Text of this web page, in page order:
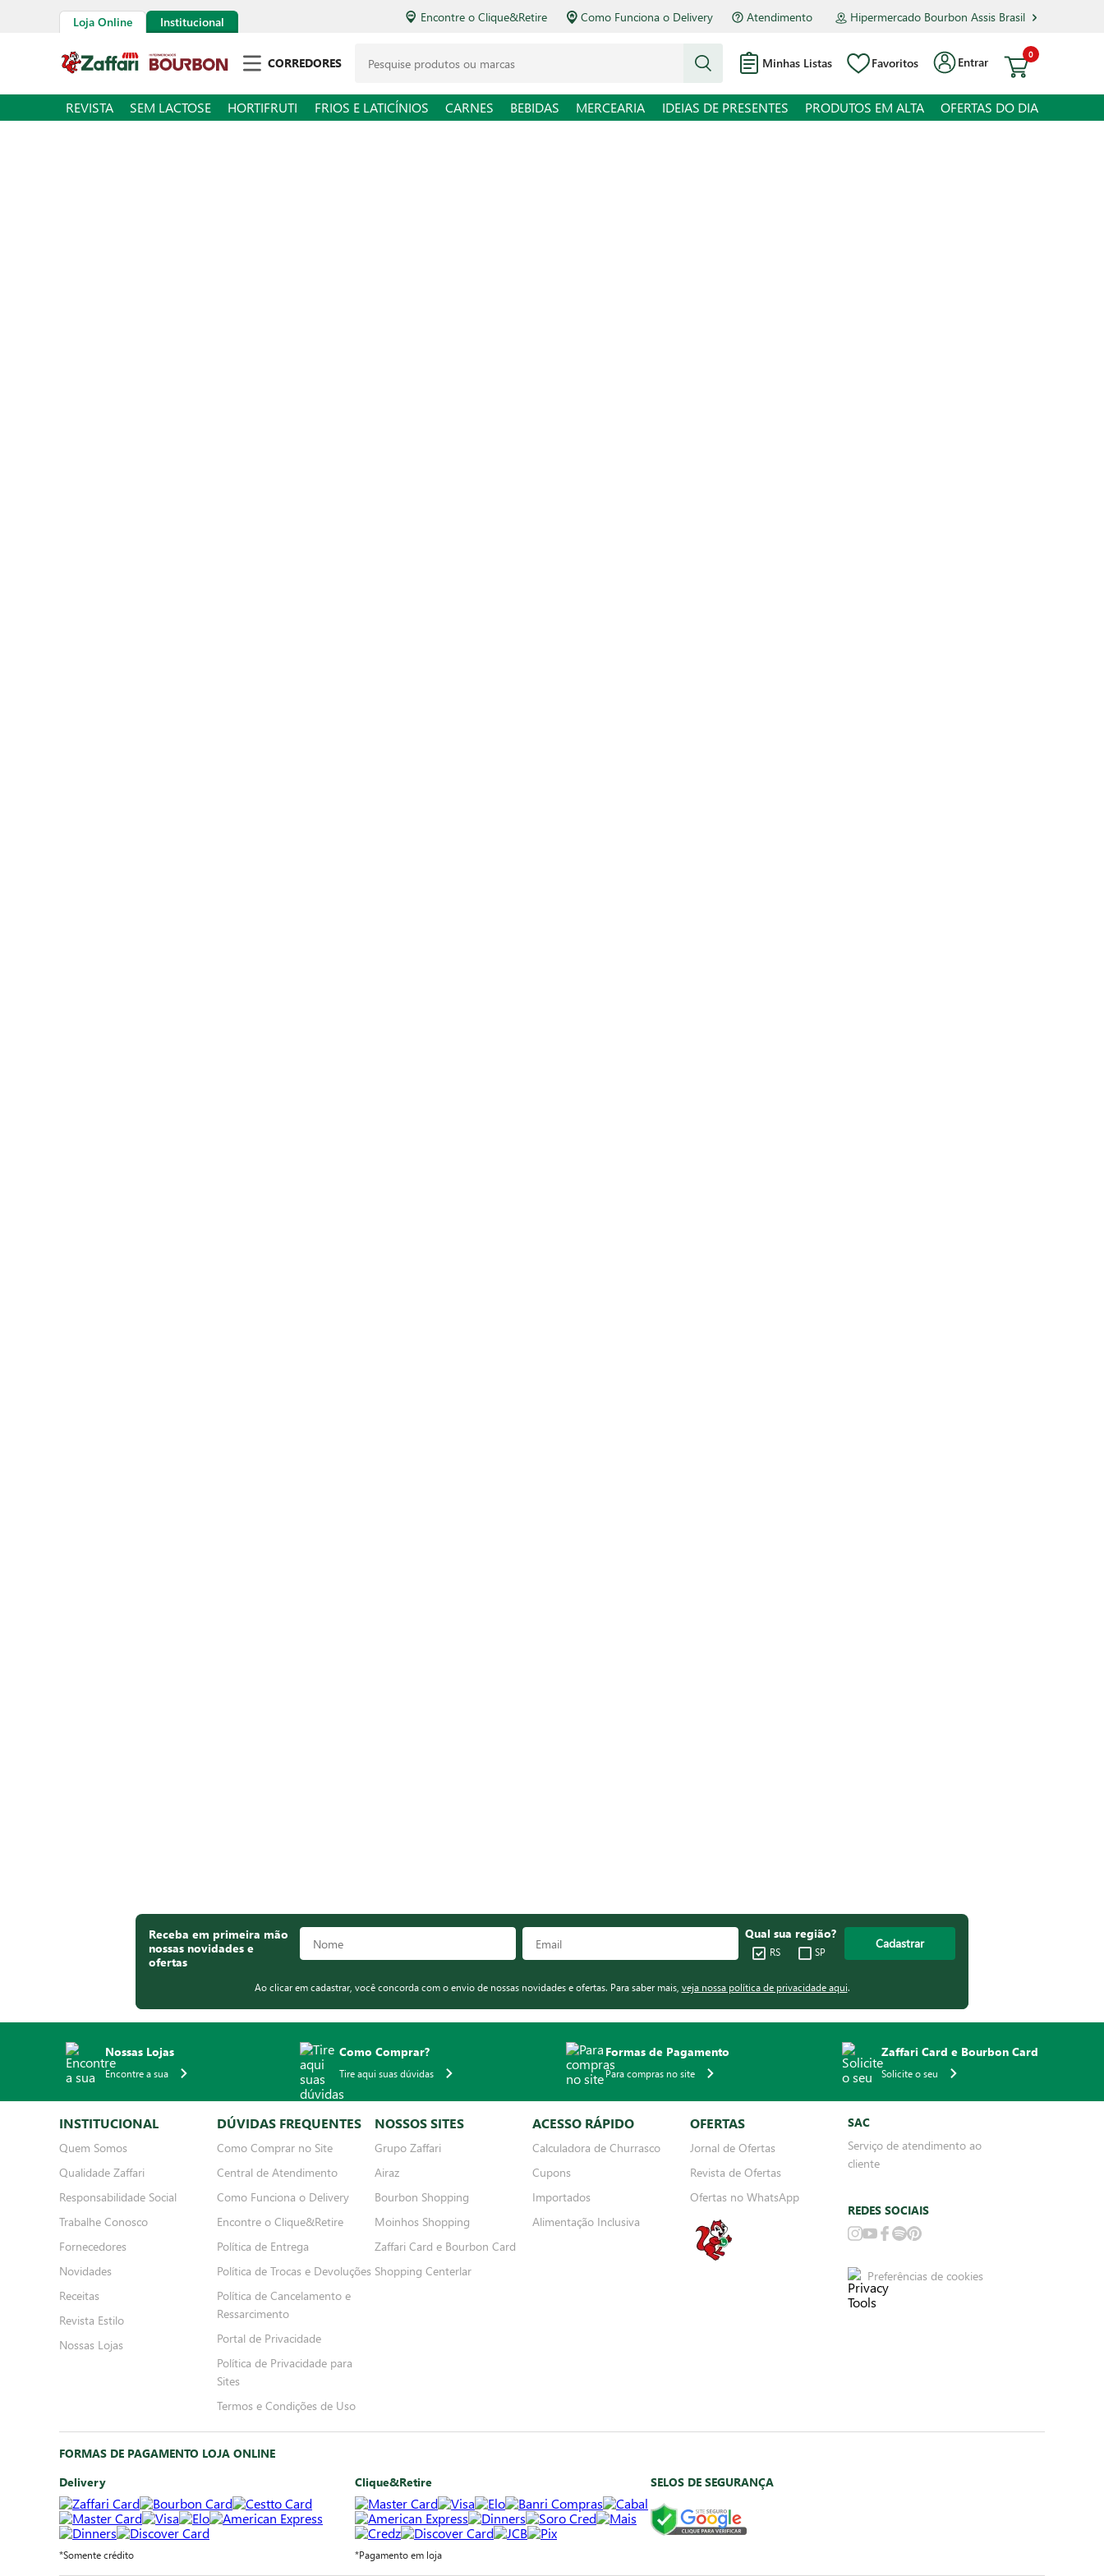
Loja Online Institucional Encontre o Clique&Retire Como Funciona o Delivery Atendimento Hipermercado Bourbon Assis Brasil
CORREDORES Minhas Listas Favoritos Entrar
0
REVISTA SEM LACTOSE HORTIFRUTI FRIOS E LATICÍNIOS CARNES BEBIDAS MERCEARIA IDEIAS DE PRESENTES PRODUTOS EM ALTA OFERTAS DO DIA
Receba em primeira mão
nossas novidades e
ofertas
Qual sua região?
RS SP
Cadastrar
Ao clicar em cadastrar, você concorda com o envio de nossas novidades e ofertas. Para saber mais, veja nossa política de privacidade aqui.
Nossas Lojas
Encontre a sua
Como Comprar?
Tire aqui suas dúvidas
Formas de Pagamento
Para compras no site
Zaffari Card e Bourbon Card
Solicite o seu
INSTITUCIONAL
Quem Somos
Qualidade Zaffari
Responsabilidade Social
Trabalhe Conosco
Fornecedores
Novidades
Receitas
Revista Estilo
Nossas Lojas
DÚVIDAS FREQUENTES
Como Comprar no Site
Central de Atendimento
Como Funciona o Delivery
Encontre o Clique&Retire
Política de Entrega
Política de Trocas e Devoluções
Política de Cancelamento e
Ressarcimento
Portal de Privacidade
Política de Privacidade para
Sites
Termos e Condições de Uso
NOSSOS SITES
Grupo Zaffari
Airaz
Bourbon Shopping
Moinhos Shopping
Zaffari Card e Bourbon Card
Shopping Centerlar
ACESSO RÁPIDO
Calculadora de Churrasco
Cupons
Importados
Alimentação Inclusiva
OFERTAS
Jornal de Ofertas
Revista de Ofertas
Ofertas no WhatsApp
SAC
Serviço de atendimento ao
cliente
REDES SOCIAIS
Preferências de cookies
FORMAS DE PAGAMENTO LOJA ONLINE
Delivery
*Somente crédito
Clique&Retire
*Pagamento em loja
SELOS DE SEGURANÇA